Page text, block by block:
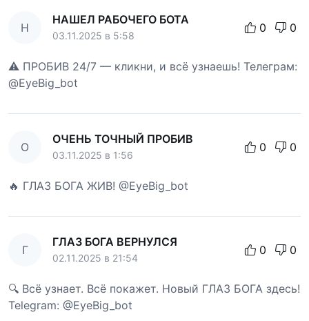
Н
НАШЕЛ РАБОЧЕГО БОТА
03.11.2025 в 5:58
0 0
⚠️ ПРОБИВ 24/7 — кликни, и всё узнаешь! Телеграм:
@EyeBig_bot
О
ОЧЕНЬ ТОЧНЫЙ ПРОБИВ
03.11.2025 в 1:56
0 0
🔥 ГЛАЗ БОГА ЖИВ! @EyeBig_bot
Г
ГЛАЗ БОГА ВЕРНУЛСЯ
02.11.2025 в 21:54
0 0
🔍 Всё узнает. Всё покажет. Новый ГЛАЗ БОГА здесь!
Telegram: @EyeBig_bot